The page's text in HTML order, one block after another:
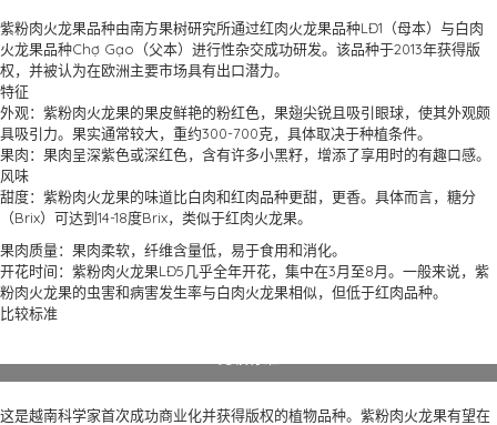
紫粉肉火龙果品种由南方果树研究所通过红肉火龙果品种LĐ1（母本）与白肉
火龙果品种Chợ Gạo（父本）进行性杂交成功研发。该品种于2013年获得版
权，并被认为在欧洲主要市场具有出口潜力。
特征
外观：紫粉肉火龙果的果皮鲜艳的粉红色，果翅尖锐且吸引眼球，使其外观颇
具吸引力。果实通常较大，重约300-700克，具体取决于种植条件。
果肉：果肉呈深紫色或深红色，含有许多小黑籽，增添了享用时的有趣口感。
风味
甜度：紫粉肉火龙果的味道比白肉和红肉品种更甜，更香。具体而言，糖分
（Brix）可达到14-18度Brix，类似于红肉火龙果。
果肉质量：果肉柔软，纤维含量低，易于食用和消化。
开花时间：紫粉肉火龙果LĐ5几乎全年开花，集中在3月至8月。一般来说，紫
粉肉火龙果的虫害和病害发生率与白肉火龙果相似，但低于红肉品种。
比较标准
这是越南科学家首次成功商业化并获得版权的植物品种。紫粉肉火龙果有望在